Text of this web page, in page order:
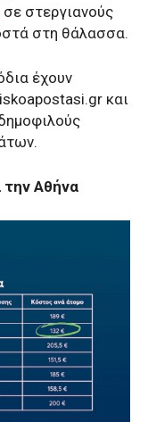
σε στεργιανούς
στη θάλασσα.
έχουν
και
Αθήνα